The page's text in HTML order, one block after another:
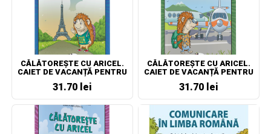
CĂLĂTOREȘTE CU ARICEL.
CAIET DE VACANȚĂ PENTRU
31.70 lei
CĂLĂTOREȘTE CU ARICEL.
CAIET DE VACANȚĂ PENTRU
31.70 lei